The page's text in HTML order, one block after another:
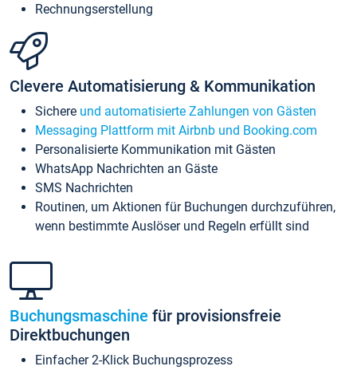
Rechnungserstellung
Clevere Automatisierung & Kommunikation
Sichere und automatisierte Zahlungen von Gästen
Messaging Plattform mit Airbnb und Booking.com
Personalisierte Kommunikation mit Gästen
WhatsApp Nachrichten an Gäste
SMS Nachrichten
Routinen, um Aktionen für Buchungen durchzuführen,
wenn bestimmte Auslöser und Regeln erfüllt sind
Buchungsmaschine für provisionsfreie
Direktbuchungen
Einfacher 2-Klick Buchungsprozess